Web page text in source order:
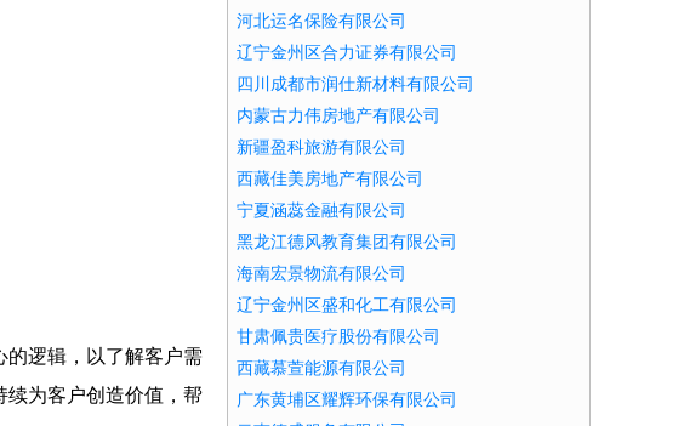
的逻辑，以了解客户需
续为客户创造价值，帮
河北运名保险有限公司
辽宁金州区合力证券有限公司
四川成都市润仕新材料有限公司
内蒙古力伟房地产有限公司
新疆盈科旅游有限公司
西藏佳美房地产有限公司
宁夏涵蕊金融有限公司
黑龙江德风教育集团有限公司
海南宏景物流有限公司
辽宁金州区盛和化工有限公司
甘肃佩贵医疗股份有限公司
西藏慕萱能源有限公司
广东黄埔区耀辉环保有限公司